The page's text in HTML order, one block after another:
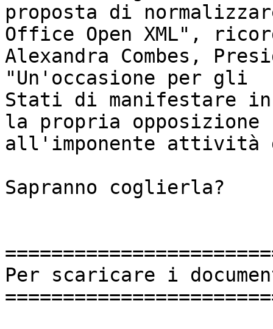
proposta di
Office Open XML",
Alexandra Combes,
"Un'occasione per gli
Stati di manifestare
la propria opposizione
all'imponente attività
Sapranno coglierla?
Per scaricare i